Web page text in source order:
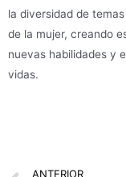
la diversidad de
de la mujer, creando
nuevas habilidades y
vidas.
ANTERIOR